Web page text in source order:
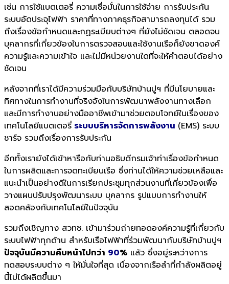
เช่น การใช้แบตเตอรี่ ความเชื่อมั่นในการใช้จ่าย การรับประกัน
ระบบอัดประจุไฟฟ้า ราคาที่ทางภาคธุรกิจสามารถลงทุนได้ รวม
ถึงเรื่องข้อกำหนดและกฏระเบียบต่างๆ ที่ยังไม่ชัดเจน ตลอดจน
บุคลากรที่เกี่ยวข้องในการตรวจสอบและใช้งานเรือก็ยังขาดองค์
ความรู้และความเข้าใจ และไม่มีหน่วยงานใดที่จะให้คำตอบได้อย่าง
ชัดเจน
หลังจากที่เราได้มีความร่วมมือกับบริษัทบ้านปูฯ ที่มีนโยบายและ
ทิศทางในการทำงานที่จริงจังในการพัฒนาพลังงานทางเลือก
และมีการทำงานอย่างมืออาชีพเข้ามาช่วยตอบโจทย์ในเรื่องของ
เทคโนโลยีแบตเตอรี่ ระบบบริหารจัดการพลังงาน (EMS) ระบบ
ชาร์จ รวมถึงเรื่องการรับประกัน
อีกทั้งเรายังได้เข้าหารือกับท่านอธิบดีกรมเจ้าท่าเรื่องข้อกำหนด
ในการผลิตและการจดทะเบียนเรือ ซึ่งท่านได้ให้ความช่วยเหลือและ
แนะนำเป็นอย่างดีในการเรียกประชุมทุกส่วนงานที่เกี่ยวข้องเพื่อ
วางแผนปรับปรุงพัฒนาระบบ บุคลากร รูปแบบการทำงานให้
สอดคล้องกับเทคโนโลยีในปัจจุบัน
รวมถึงเชิญทาง สวทช. เข้ามาร่วมถ่ายทอดองค์ความรู้ที่เกี่ยวกับ
ระบบไฟฟ้าทุกด้าน สำหรับเรือไฟฟ้าที่ร่วมพัฒนากับบริษัทบ้านปูฯ
ปัจจุบันมีความคืบหน้าไปกว่า 90% แล้ว ซึ่งอยู่ระหว่างการ
ทดสอบระบบต่าง ๆ ให้มั่นใจที่สุด เนื่องจากเรือลำที่กำลังผลิตอยู่
นี้ไม่ได้ผลิตขึ้นมา